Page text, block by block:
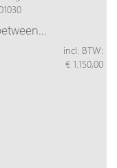
incl. BTW:
€ 1.150,00